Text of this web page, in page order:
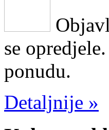
se
ponudu.
Detaljnije »